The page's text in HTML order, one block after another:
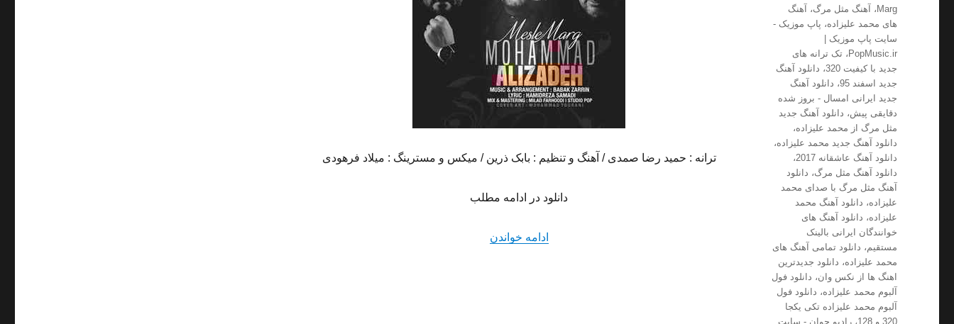
ترانه : حمید رضا صمدی / آهنگ و تنظیم : بابک ذرین / میکس و مسترینگ : میلاد فرهودی
دانلود در ادامه مطلب
ادامه خواندن
Marg ، آهنگ مثل مرگ،
آهنگ
های محمد علیزاده، پاپ موزیک -
سایت پاپ موزیک |
PopMusic.ir ،تک ترانه های
جدید با کیفیت 320
، دانلود آهنگ
جدید اسفند 95
، دانلود آهنگ
جدید ایرانی امسال - بروز شده
دقایقی پیش، دانلود آهنگ جدید
مثل مرگ از محمد علیزاده،
دانلود آهنگ جدید محمد علیزاده،
دانلود آهنگ عاشقانه 2017
،
دانلود آهنگ مثل مرگ، دانلود
آهنگ مثل مرگ با صدای محمد
علیزاده، دانلود آهنگ محمد
علیزاده، دانلود آهنگ های
خوانندگان ایرانی بالینک
مستقیم، دانلود تمامی آهنگ های
محمد علیزاده، دانلود جدیدترین
اهنگ ها از نکس وان، دانلود فول
آلبوم محمد علیزاده، دانلود فول
آلبوم محمد علیزاده تکی یکجا
320 و 128
،رادیو جوان - سایت